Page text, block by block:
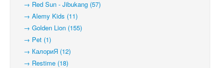
→ Red Sun - Jibukang (57)
→ Alemy Kids (11)
→ Golden Lion (155)
→ Pet (1)
→ КалориЯ (12)
→ Restime (18)